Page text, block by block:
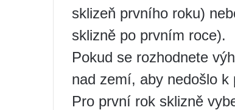
sklizeň prvního roku)
sklizně po prvním roce).
Pokud se rozhodnete
nad zemí, aby nedošlo k
Pro první rok sklizně